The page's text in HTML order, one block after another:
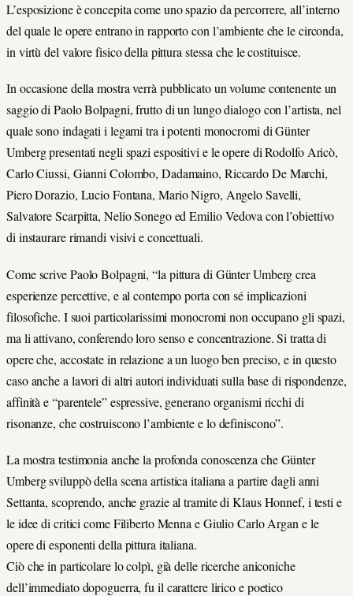
L’esposizione è concepita come uno spazio da percorrere, all’interno
del quale le opere entrano in rapporto con l’ambiente che le circonda,
in virtù del valore fisico della pittura stessa che le costituisce.
In occasione della mostra verrà pubblicato un volume contenente un
saggio di Paolo Bolpagni, frutto di un lungo dialogo con l’artista, nel
quale sono indagati i legami tra i potenti monocromi di Günter
Umberg presentati negli spazi espositivi e le opere di Rodolfo Aricò,
Carlo Ciussi, Gianni Colombo, Dadamaino, Riccardo De Marchi,
Piero Dorazio, Lucio Fontana, Mario Nigro, Angelo Savelli,
Salvatore Scarpitta, Nelio Sonego ed Emilio Vedova con l’obiettivo
di instaurare rimandi visivi e concettuali.
Come scrive Paolo Bolpagni, “la pittura di Günter Umberg crea
esperienze percettive, e al contempo porta con sé implicazioni
filosofiche. I suoi particolarissimi monocromi non occupano gli spazi,
ma li attivano, conferendo loro senso e concentrazione. Si tratta di
opere che, accostate in relazione a un luogo ben preciso, e in questo
caso anche a lavori di altri autori individuati sulla base di rispondenze,
affinità e “parentele” espressive, generano organismi ricchi di
risonanze, che costruiscono l’ambiente e lo definiscono”.
La mostra testimonia anche la profonda conoscenza che Günter
Umberg sviluppò della scena artistica italiana a partire dagli anni
Settanta, scoprendo, anche grazie al tramite di Klaus Honnef, i testi e
le idee di critici come Filiberto Menna e Giulio Carlo Argan e le
opere di esponenti della pittura italiana.
Ciò che in particolare lo colpì, già delle ricerche aniconiche
dell’immediato dopoguerra, fu il carattere lirico e poetico